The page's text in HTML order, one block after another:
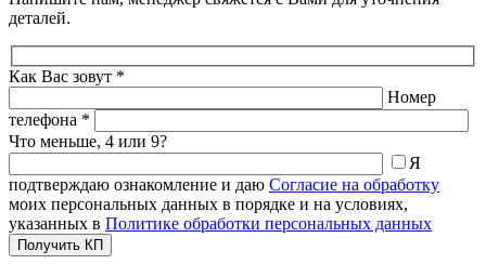
деталей.
Как Вас зовут *
Номер
телефона *
Что меньше, 4 или 9?
Я
подтверждаю ознакомление и даю Согласие на обработку
моих персональных данных в порядке и на условиях,
указанных в Политике обработки персональных данных
Получить КП